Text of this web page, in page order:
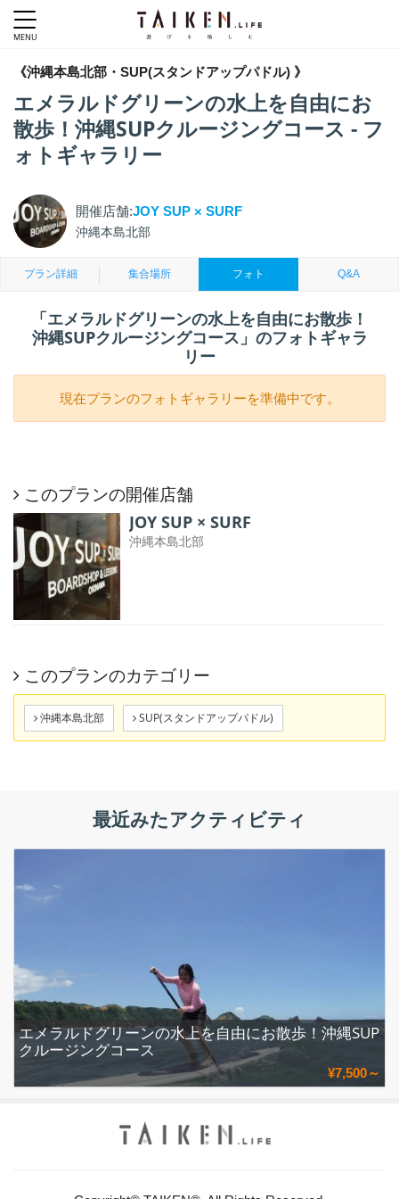
《沖縄本島北部・SUP(スタンドアップパドル) 》
エメラルドグリーンの水上を自由にお
散歩！沖縄SUPクルージングコース - フ
ォトギャラリー
開催店舗:JOY SUP × SURF
沖縄本島北部
プラン詳細 集合場所 フォト Q&A
「エメラルドグリーンの水上を自由にお散歩！
沖縄SUPクルージングコース」のフォトギャラ
リー
現在プランのフォトギャラリーを準備中です。
このプランの開催店舗
JOY SUP × SURF
沖縄本島北部
このプランのカテゴリー
沖縄本島北部 SUP(スタンドアップパドル)
最近みたアクティビティ
エメラルドグリーンの水上を自由にお散歩！沖縄SUP
クルージングコース
¥7,500～